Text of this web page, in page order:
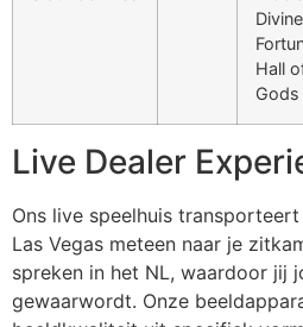
satın al
panel
Divine
Hall
Gods
Live Dealer
Ons live speelhuis
Las Vegas meteen naar je
spreken in het NL, waardoor jij
gewaarwordt. Onze